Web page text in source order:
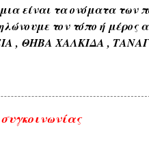
είναι τα ονόματα των
τον τόπο ή
, ΘΗΒΑ ΧΑΛΚΙΔΑ ,
και διαπλάσεως του
, ΓΛΥΚΟΒΡΥΣΗ , ΚΡΥΑ
αυτών όπως